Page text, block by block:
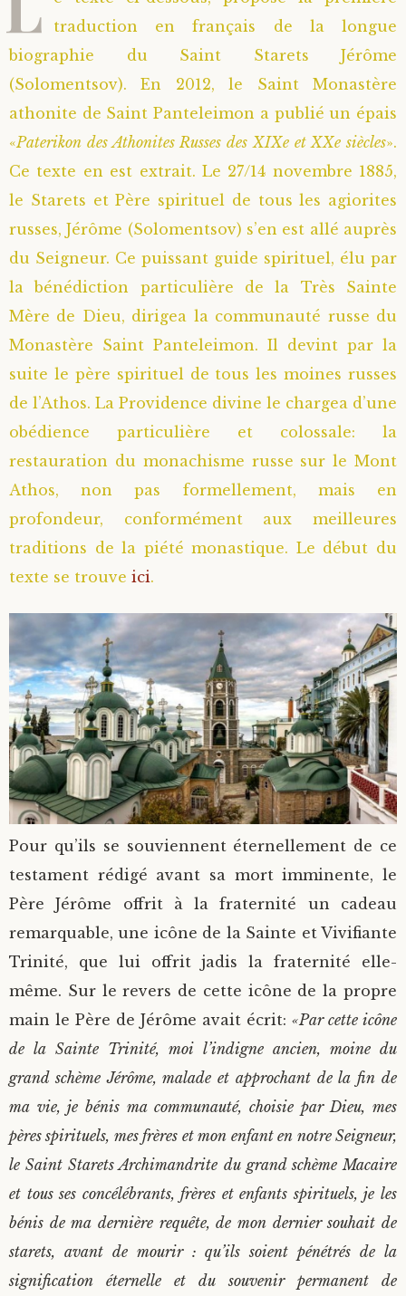
Saint Sophrony l’Athonite
Sainte Xenia
Sainte Matrone de Moscou
Staritsa Marie Makovkine
Natalia de Vyritsa
Staritsa Anastasia
Archimandrite Lazare (Abachidzé)
Geronda Arsenios le Spiléote
Gerondissa Makrina (Vassopoulou)
Archimandrite Nathanaël (Pospelov)
Père Héliodore
traduction en français de la longue
biographie du Saint Starets Jérôme
(Solomentsov). En 2012, le Saint Monastère
athonite de Saint Panteleimon a publié un épais
«Paterikon des Athonites Russes des XIXe et XXe siècles».
Ce texte en est extrait. Le 27/14 novembre 1885,
le Starets et Père spirituel de tous les agiorites
russes, Jérôme (Solomentsov) s’en est allé auprès
du Seigneur. Ce puissant guide spirituel, élu par
la bénédiction particulière de la Très Sainte
Mère de Dieu, dirigea la communauté russe du
Monastère Saint Panteleimon. Il devint par la
suite le père spirituel de tous les moines russes
de l’Athos. La Providence divine le chargea d’une
obédience particulière et colossale: la
restauration du monachisme russe sur le Mont
Athos, non pas formellement, mais en
profondeur, conformément aux meilleures
traditions de la piété monastique. Le début du
texte se trouve ici.
Pour qu’ils se souviennent éternellement de ce
testament rédigé avant sa mort imminente, le
Père Jérôme offrit à la fraternité un cadeau
remarquable, une icône de la Sainte et Vivifiante
Trinité, que lui offrit jadis la fraternité elle-
même. Sur le revers de cette icône de la propre
main le Père de Jérôme avait écrit: «Par cette icône
de la Sainte Trinité, moi l’indigne ancien, moine du
grand schème Jérôme, malade et approchant de la fin de
ma vie, je bénis ma communauté, choisie par Dieu, mes
pères spirituels, mes frères et mon enfant en notre Seigneur,
le Saint Starets Archimandrite du grand schème Macaire
et tous ses concélébrants, frères et enfants spirituels, je les
bénis de ma dernière requête, de mon dernier souhait de
starets, avant de mourir : qu’ils soient pénétrés de la
signification éternelle et du souvenir permanent de